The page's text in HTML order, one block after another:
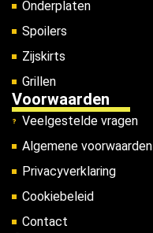
Onderplaten
Spoilers
Zijskirts
Grillen
Voorwaarden
Veelgestelde vragen
Algemene voorwaarden
Privacyverklaring
Cookiebeleid
Contact